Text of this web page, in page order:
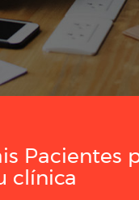
Pacientes
clínica